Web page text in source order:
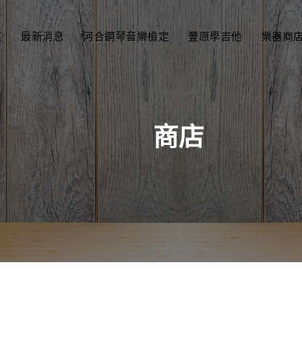
最新消息 河合鋼琴音樂檢定 豐原學吉他 樂器商
商店